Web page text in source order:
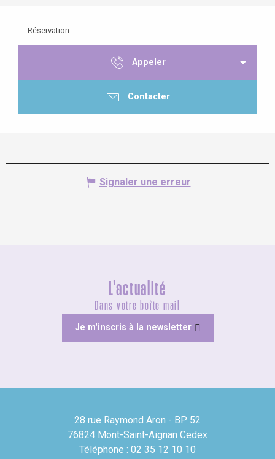
Réservation
Appeler
Contacter
Signaler une erreur
L'actualité
Dans votre boîte mail
Je m'inscris à la newsletter
28 rue Raymond Aron - BP 52
76824 Mont-Saint-Aignan Cedex
Téléphone : 02 35 12 10 10